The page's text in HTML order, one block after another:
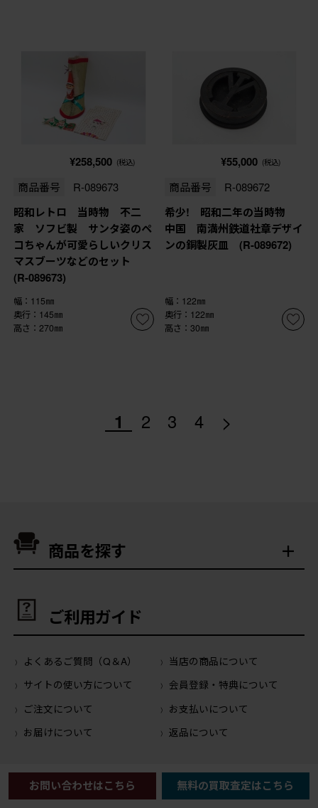
¥258,500 (税込)
商品番号 R-089673
昭和レトロ 当時物 不二
家 ソフビ製 サンタ姿のペ
コちゃんが可愛らしいクリス
マスブーツなどのセット
(R-089673)
幅：115㎜
奥行：145㎜
高さ：270㎜
¥55,000 (税込)
商品番号 R-089672
希少! 昭和二年の当時物
中国 南満州鉄道社章デザイ
ンの銅製灰皿 (R-089672)
幅：122㎜
奥行：122㎜
高さ：30㎜
1 2 3 4 >
商品を探す
ご利用ガイド
よくあるご質問（Q＆A）
当店の商品について
サイトの使い方について
会員登録・特典について
ご注文について
お支払いについて
お届けについて
返品について
運営会社について
お問い合わせはこちら 無料の買取査定はこちら